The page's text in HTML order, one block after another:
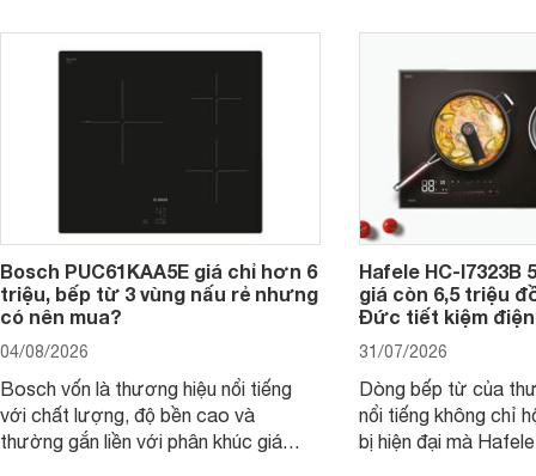
Bosch PUC61KAA5E giá chỉ hơn 6
triệu, bếp từ 3 vùng nấu rẻ nhưng
có nên mua?
04/08/2026
Bosch vốn là thương hiệu nổi tiếng
với chất lượng, độ bền cao và
thường gắn liền với phân khúc giá
Hafele HC-I7323B
giá còn 6,5 triệu
Đức tiết kiệm
31/07/2026
Dòng bếp từ của
nổi tiếng không chỉ
bị hiện đại mà